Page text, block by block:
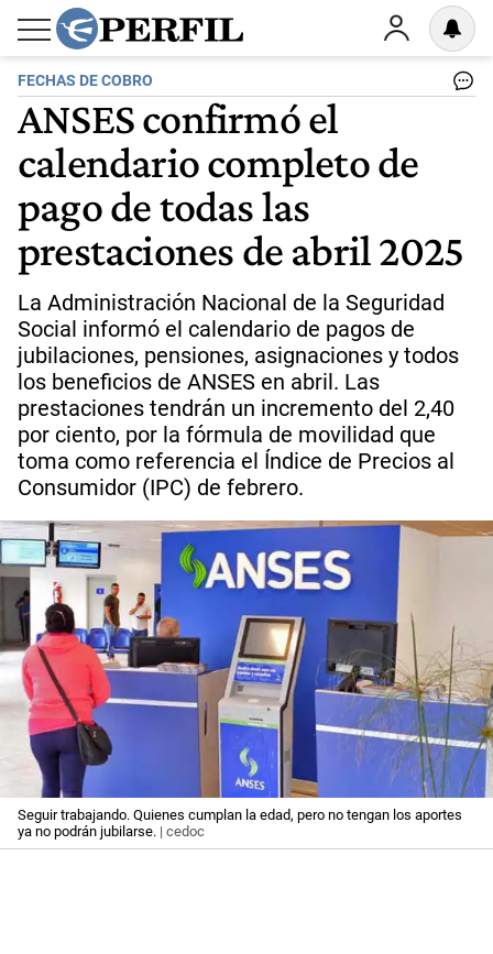
FECHAS DE COBRO
ANSES confirmó el
calendario completo de
pago de todas las
prestaciones de abril 2025
La Administración Nacional de la Seguridad
Social informó el calendario de pagos de
jubilaciones, pensiones, asignaciones y todos
los beneficios de ANSES en abril. Las
prestaciones tendrán un incremento del 2,40
por ciento, por la fórmula de movilidad que
toma como referencia el Índice de Precios al
Consumidor (IPC) de febrero.
Seguir trabajando. Quienes cumplan la edad, pero no tengan los aportes
ya no podrán jubilarse. | cedoc